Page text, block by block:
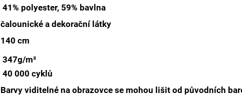
41% polyester, 59% bavlna
čalounické a dekorační látky
140 cm
347g/m²
40 000 cyklů
Barvy viditelné na obrazovce se mohou lišit od původních